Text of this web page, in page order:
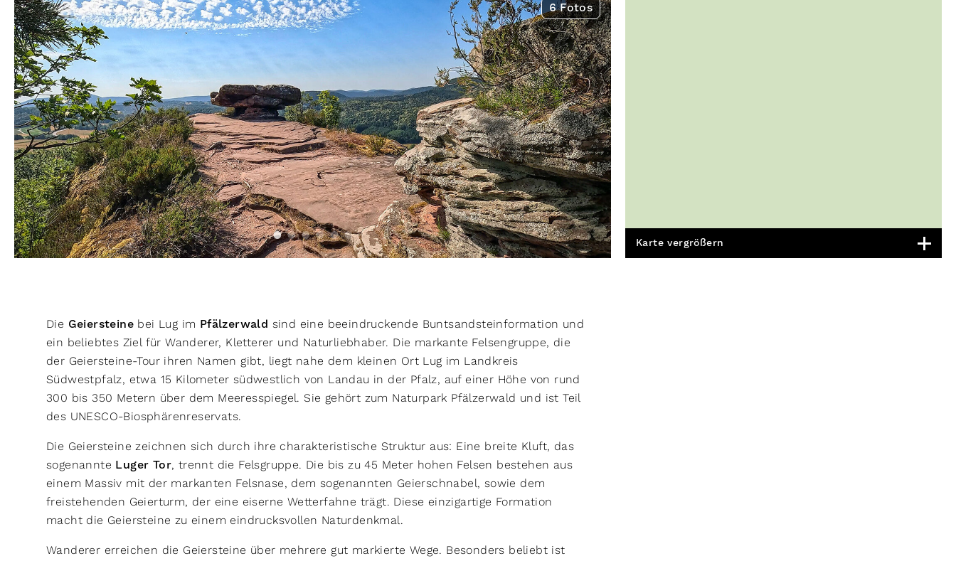
6 Fotos
Die Geiersteine bei Lug im Pfälzerwald sind eine beeindruckende Buntsandsteinformation und
ein beliebtes Ziel für Wanderer, Kletterer und Naturliebhaber. Die markante Felsengruppe, die
der Geiersteine-Tour ihren Namen gibt, liegt nahe dem kleinen Ort Lug im Landkreis
Südwestpfalz, etwa 15 Kilometer südwestlich von Landau in der Pfalz, auf einer Höhe von rund
300 bis 350 Metern über dem Meeresspiegel. Sie gehört zum Naturpark Pfälzerwald und ist Teil
des UNESCO-Biosphärenreservats.
Die Geiersteine zeichnen sich durch ihre charakteristische Struktur aus: Eine breite Kluft, das
sogenannte Luger Tor, trennt die Felsgruppe. Die bis zu 45 Meter hohen Felsen bestehen aus
einem Massiv mit der markanten Felsnase, dem sogenannten Geierschnabel, sowie dem
freistehenden Geierturm, der eine eiserne Wetterfahne trägt. Diese einzigartige Formation
macht die Geiersteine zu einem eindrucksvollen Naturdenkmal.
Wanderer erreichen die Geiersteine über mehrere gut markierte Wege. Besonders beliebt ist
Karte vergrößern